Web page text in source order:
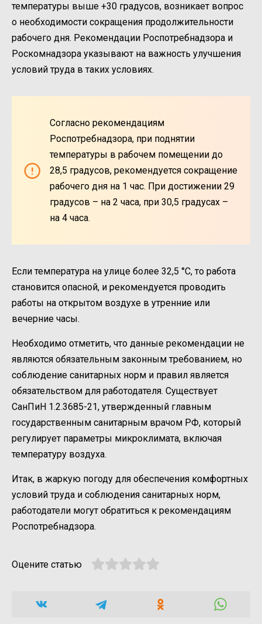
температуры выше +30 градусов, возникает вопрос
о необходимости сокращения продолжительности
рабочего дня. Рекомендации Роспотребнадзора и
Роскомнадзора указывают на важность улучшения
условий труда в таких условиях.
Согласно рекомендациям
Роспотребнадзора, при поднятии
температуры в рабочем помещении до
28,5 градусов, рекомендуется сокращение
рабочего дня на 1 час. При достижении 29
градусов – на 2 часа, при 30,5 градусах –
на 4 часа.
Если температура на улице более 32,5 °C, то работа
становится опасной, и рекомендуется проводить
работы на открытом воздухе в утренние или
вечерние часы.
Необходимо отметить, что данные рекомендации не
являются обязательным законным требованием, но
соблюдение санитарных норм и правил является
обязательством для работодателя. Существует
СанПиН 1.2.3685-21, утвержденный главным
государственным санитарным врачом РФ, который
регулирует параметры микроклимата, включая
температуру воздуха.
Итак, в жаркую погоду для обеспечения комфортных
условий труда и соблюдения санитарных норм,
работодатели могут обратиться к рекомендациям
Роспотребнадзора.
Оцените статью